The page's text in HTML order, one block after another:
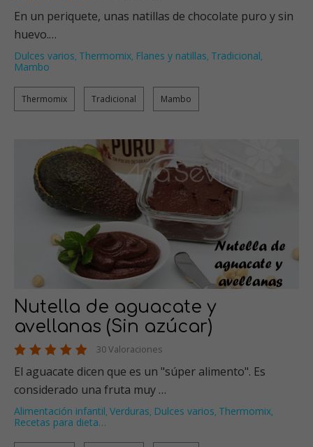
En un periquete, unas natillas de chocolate puro y sin
huevo.…
Dulces varios, Thermomix, Flanes y natillas, Tradicional,
Mambo
Thermomix Tradicional Mambo
Nutella de aguacate y
avellanas (Sin azúcar)
30 Valoraciones
El aguacate dicen que es un "súper alimento". Es
considerado una fruta muy …
Alimentación infantil, Verduras, Dulces varios, Thermomix,
Recetas para dieta…